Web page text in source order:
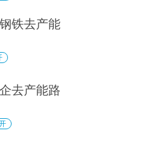
铁去产能
去产能路